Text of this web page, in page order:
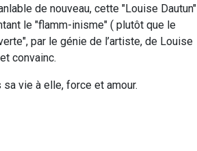
de nouveau, cette "Louise Dautun"
le "flamm-inisme" ( plutôt que le
par le génie de l’artiste, de Louise
convainc.
sa vie à elle, force et amour.